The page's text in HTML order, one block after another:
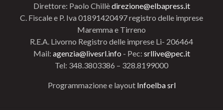
Direttore: Paolo Chillèdirezione@elbapress.it
C. Fiscale e P. Iva 01891420497 registro delle imprese
Maremma e Tirreno
R.E.A. Livorno Registro delle imprese Li- 206464
Mail: agenzia@livesrl.info - Pec: srllive@pec.it
Tel: 348.3803386 – 328.8199000
Programmazione e layout Infoelba srl